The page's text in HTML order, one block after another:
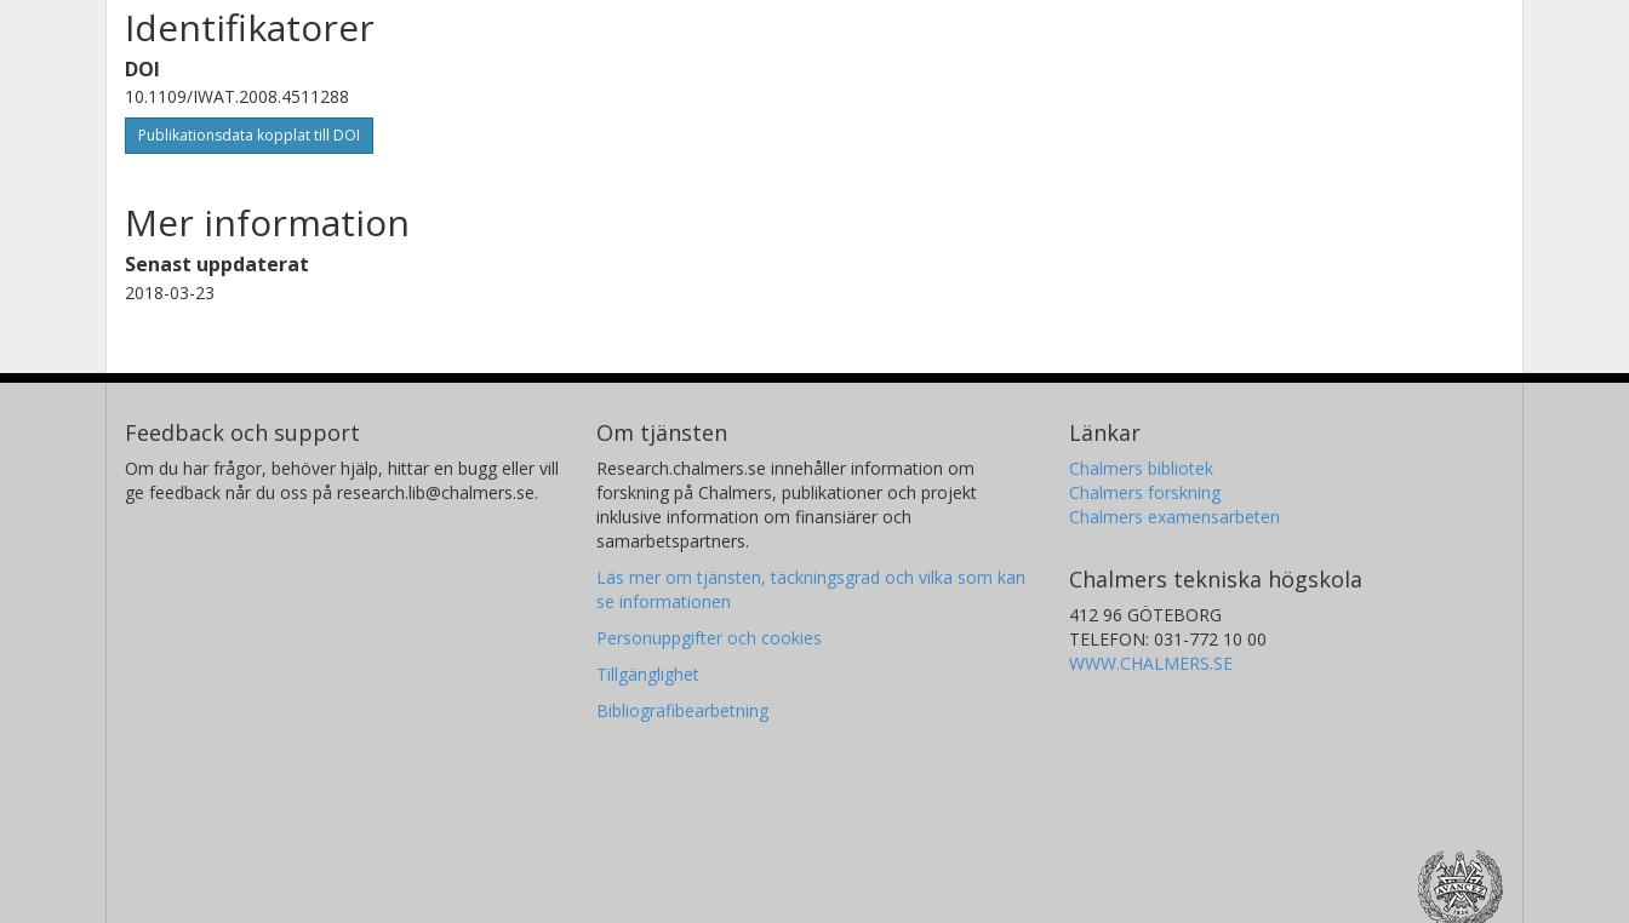
Identifikatorer
DOI
10.1109/IWAT.2008.4511288
Publikationsdata kopplat till DOI
Mer information
Senast uppdaterat
2018-03-23
Feedback och support
Om du har frågor, behöver hjälp, hittar en bugg eller vill
ge feedback når du oss på research.lib@chalmers.se.
Om tjänsten
Research.chalmers.se innehåller information om
forskning på Chalmers, publikationer och projekt
inklusive information om finansiärer och
samarbetspartners.
Läs mer om tjänsten, täckningsgrad och vilka som kan
se informationen
Personuppgifter och cookies
Tillgänglighet
Bibliografibearbetning
Länkar
Chalmers bibliotek
Chalmers forskning
Chalmers examensarbeten
Chalmers tekniska högskola
412 96 GÖTEBORG
TELEFON: 031-772 10 00
WWW.CHALMERS.SE